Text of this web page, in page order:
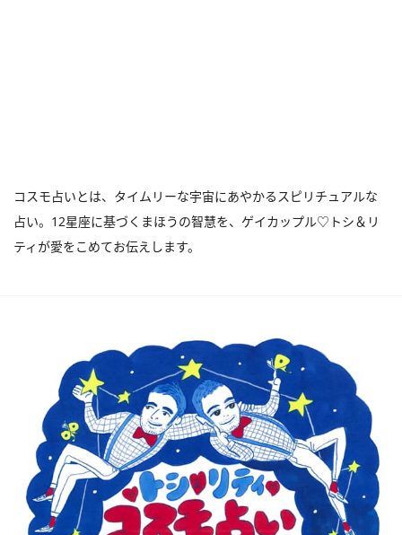
コスモ占いとは、タイムリーな宇宙にあやかるスピリチュアルな
占い。12星座に基づくまほうの智慧を、ゲイカップル♡トシ＆リ
ティが愛をこめてお伝えします。